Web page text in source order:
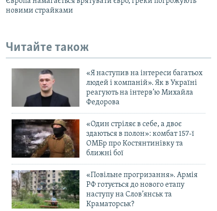
новими страйками
Читайте також
«Я наступив на інтереси багатьох
людей і компаній». Як в Україні
реагують на інтерв’ю Михайла
Федорова
«Один стріляє в себе, а двоє
здаються в полон»: комбат 157-ї
ОМБр про Костянтинівку та
ближні бої
«Повільне прогризання». Армія
РФ готується до нового етапу
наступу на Слов’янськ та
Краматорськ?